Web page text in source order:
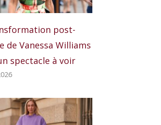
post-
de Vanessa Williams
spectacle à voir